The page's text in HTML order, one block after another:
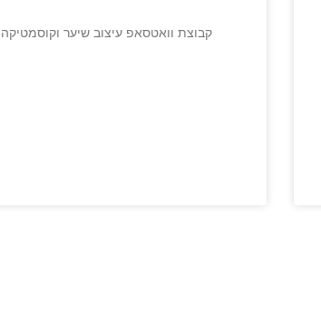
קבוצת וואטסאפ עיצוב שיער וקוסמטיקה